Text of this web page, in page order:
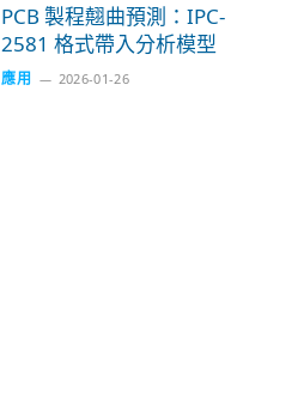
PCB 製程翹曲預測：IPC-
2581 格式帶入分析模型
應用 2026-01-26